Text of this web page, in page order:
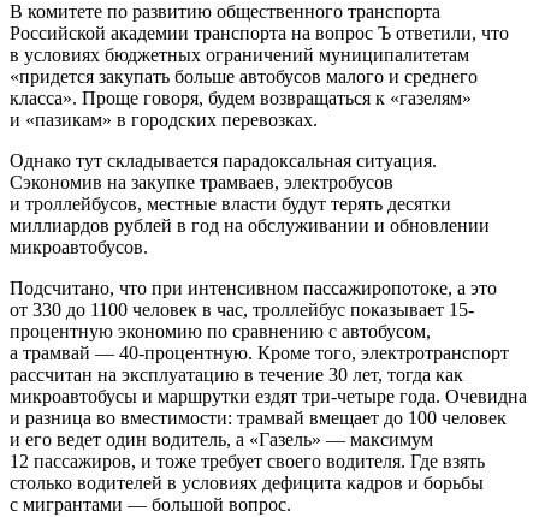
В комитете по развитию общественного транспорта
Российской академии транспорта на вопрос Ъ ответили, что
в условиях бюджетных ограничений муниципалитетам
«придется закупать больше автобусов малого и среднего
класса». Проще говоря, будем возвращаться к «газелям»
и «пазикам» в городских перевозках.
Однако тут складывается парадоксальная ситуация.
Сэкономив на закупке трамваев, электробусов
и троллейбусов, местные власти будут терять десятки
миллиардов рублей в год на обслуживании и обновлении
микроавтобусов.
Подсчитано, что при интенсивном пассажиропотоке, а это
от 330 до 1100 человек в час, троллейбус показывает 15-
процентную экономию по сравнению с автобусом,
а трамвай — 40-процентную. Кроме того, электротранспорт
рассчитан на эксплуатацию в течение 30 лет, тогда как
микроавтобусы и маршрутки ездят три-четыре года. Очевидна
и разница во вместимости: трамвай вмещает до 100 человек
и его ведет один водитель, а «Газель» — максимум
12 пассажиров, и тоже требует своего водителя. Где взять
столько водителей в условиях дефицита кадров и борьбы
с мигрантами — большой вопрос.